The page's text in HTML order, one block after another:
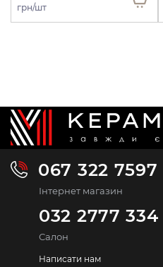
грн/шт
067 322 7597
Інтернет магазин
032 2777 334
Салон
Написати нам